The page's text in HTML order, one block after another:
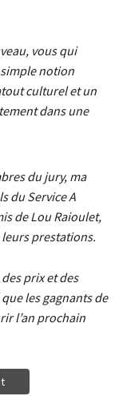
vous qui
notion
culturel et un
dans une
du jury, ma
du Service A
de Lou Raioulet,
prestations.
prix et des
les gagnants de
l’an prochain